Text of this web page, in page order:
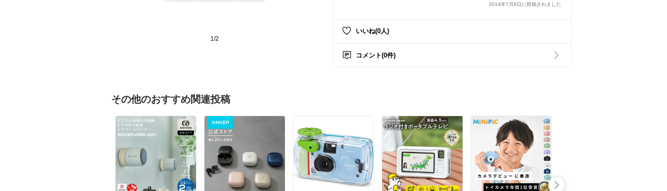
1/2
2014年7月8日に投稿されました
いいね(0人)
コメント(0件)
その他のおすすめ関連投稿